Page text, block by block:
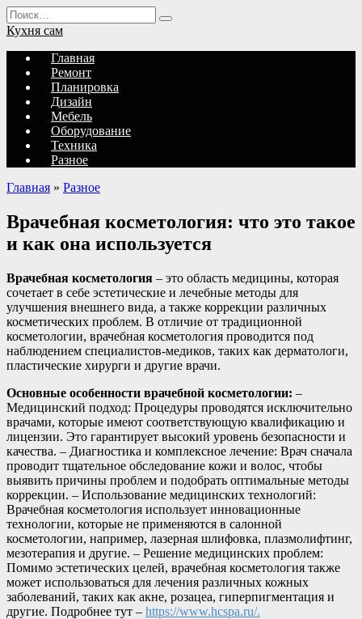
Перейти
к
содержанию
Search
for:
Кухня сам
Главная
Ремонт
Планировка
Дизайн
Мебель
Оборудование
Техника
Разное
Главная » Разное
Врачебная косметология: что это такое
и как она используется
Врачебная косметология – это область медицины, которая
сочетает в себе эстетические и лечебные методы для
улучшения внешнего вида, а также коррекции различных
косметических проблем. В отличие от традиционной
косметологии, врачебная косметология проводится под
наблюдением специалистов-медиков, таких как дерматологи,
пластические хирурги и другие врачи.
Основные особенности врачебной косметологии: –
Медицинский подход: Процедуры проводятся исключительно
врачами, которые имеют соответствующую квалификацию и
лицензии. Это гарантирует высокий уровень безопасности и
качества. – Диагностика и комплексное лечение: Врач сначала
проводит тщательное обследование кожи и волос, чтобы
выявить причины проблем и подобрать оптимальные методы
коррекции. – Использование медицинских технологий:
Врачебная косметология использует инновационные
технологии, которые не применяются в салонной
косметологии, например, лазерная шлифовка, плазмолифтинг,
мезотерапия и другие. – Решение медицинских проблем:
Помимо эстетических целей, врачебная косметология также
может использоваться для лечения различных кожных
заболеваний, таких как акне, розацеа, гиперпигментация и
другие. Подробнее тут – https://www.hcspa.ru/.